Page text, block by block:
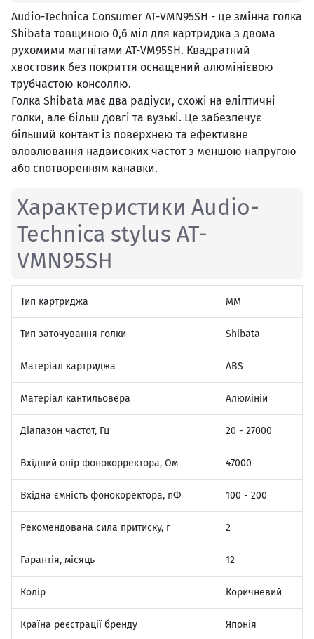
Audio-Technica Consumer AT-VMN95SH - це змінна голка
Shibata товщиною 0,6 міл для картриджа з двома
рухомими магнітами AT-VM95SH. Квадратний
хвостовик без покриття оснащений алюмінієвою
трубчастою консоллю.
Голка Shibata має два радіуси, схожі на еліптичні
голки, але більш довгі та вузькі. Це забезпечує
більший контакт із поверхнею та ефективне
вловлювання надвисоких частот з меншою напругою
або спотворенням канавки.
Характеристики Audio-
Technica stylus AT-
VMN95SH
Тип картриджа MM
Тип заточування голки Shibata
Матеріал картриджа ABS
Матеріал кантильовера Алюміній
Діапазон частот, Гц 20 - 27000
Вхідний опір фонокорректора, Ом 47000
Вхідна ємність фонокоректора, пФ 100 - 200
Рекомендована сила притиску, г 2
Гарантія, місяць 12
Колір Коричневий
Країна реєстрації бренду Японія